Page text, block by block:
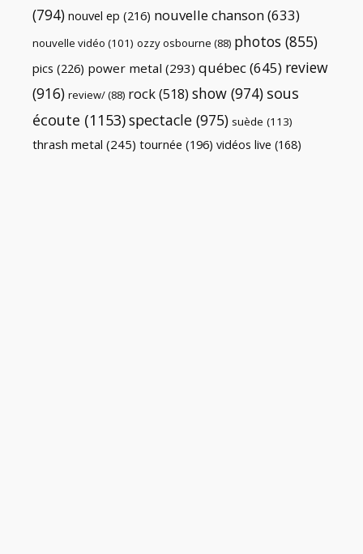
(794) nouvel ep (216) nouvelle chanson(633)
nouvelle vidéo (101) ozzy osbourne (88) photos (855)
pics (226) power metal (293) québec(645) review
(916) review/(88) rock(518) show (974) sous
écoute (1153)spectacle (975) suède (113)
thrash metal (245) tournée (196) vidéos live (168)